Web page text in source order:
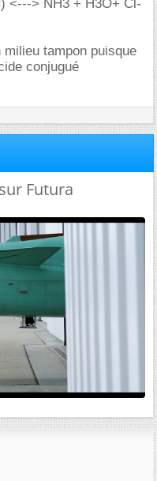
<---> NH3 + H3O+ Cl-
tampon puisque
conjugué
Futura